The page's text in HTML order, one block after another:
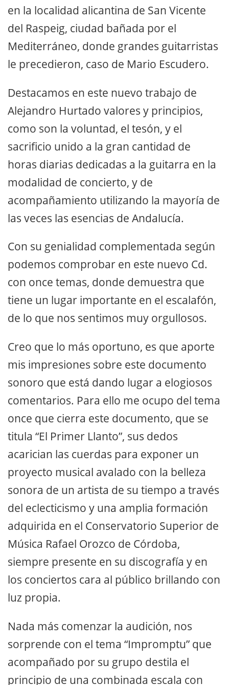
en la localidad alicantina de San Vicente
del Raspeig, ciudad bañada por el
Mediterráneo, donde grandes guitarristas
le precedieron, caso de Mario Escudero.
Destacamos en este nuevo trabajo de
Alejandro Hurtado valores y principios,
como son la voluntad, el tesón, y el
sacrificio unido a la gran cantidad de
horas diarias dedicadas a la guitarra en la
modalidad de concierto, y de
acompañamiento utilizando la mayoría de
las veces las esencias de Andalucía.
Con su genialidad complementada según
podemos comprobar en este nuevo Cd.
con once temas, donde demuestra que
tiene un lugar importante en el escalafón,
de lo que nos sentimos muy orgullosos.
Creo que lo más oportuno, es que aporte
mis impresiones sobre este documento
sonoro que está dando lugar a elogiosos
comentarios. Para ello me ocupo del tema
once que cierra este documento, que se
titula “El Primer Llanto”, sus dedos
acarician las cuerdas para exponer un
proyecto musical avalado con la belleza
sonora de un artista de su tiempo a través
del eclecticismo y una amplia formación
adquirida en el Conservatorio Superior de
Música Rafael Orozco de Córdoba,
siempre presente en su discografía y en
los conciertos cara al público brillando con
luz propia.
Nada más comenzar la audición, nos
sorprende con el tema “Impromptu” que
acompañado por su grupo destila el
principio de una combinada escala con